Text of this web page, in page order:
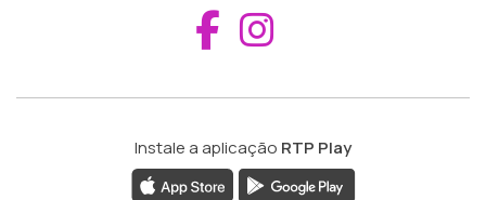
Aceder ao
Instale a aplicação RTP Play